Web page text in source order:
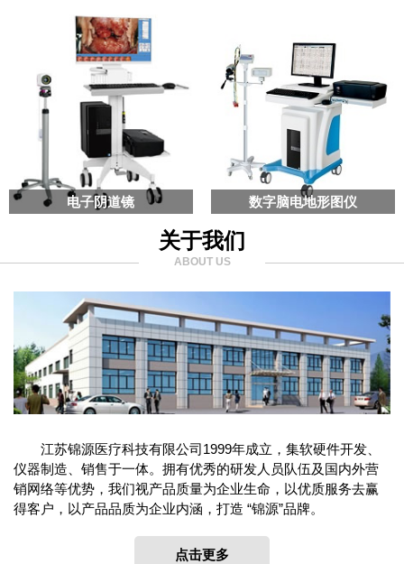
电子阴道镜 数字脑电地形图仪
关于我们
ABOUT US
江苏锦源医疗科技有限公司1999年成立，集软硬件开发、
仪器制造、销售于一体。拥有优秀的研发人员队伍及国内外营
销网络等优势，我们视产品质量为企业生命，以优质服务去赢
得客户，以产品品质为企业内涵，打造 “锦源”品牌。
点击更多